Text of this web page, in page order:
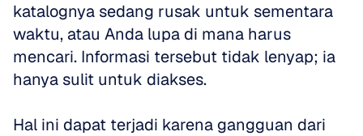
katalognya sedang rusak untuk sementara
waktu, atau Anda lupa di mana harus
mencari. Informasi tersebut tidak lenyap; ia
hanya sulit untuk diakses.
Hal ini dapat terjadi karena gangguan dari